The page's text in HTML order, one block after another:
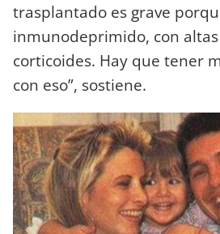
trasplantado es grave
inmunodeprimido, con
corticoides. Hay que tener
con eso”, sostiene.